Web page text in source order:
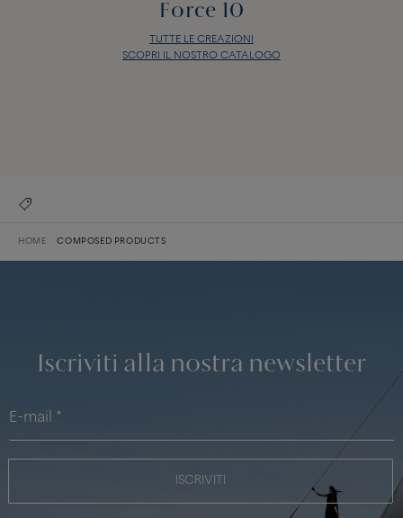
Force 10
TUTTE LE CREAZIONI
SCOPRI IL NOSTRO CATALOGO
HOME COMPOSED PRODUCTS
Iscriviti alla nostra newsletter
ISCRIVITI